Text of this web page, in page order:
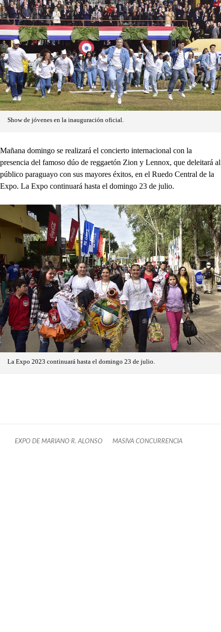
Show de jóvenes en la inauguración oficial.
Mañana domingo se realizará el concierto internacional con la
presencia del famoso dúo de reggaetón Zion y Lennox, que deleitará al
público paraguayo con sus mayores éxitos, en el Ruedo Central de la
Expo. La Expo continuará hasta el domingo 23 de julio.
La Expo 2023 continuará hasta el domingo 23 de julio.
EXPO DE MARIANO R. ALONSO MASIVA CONCURRENCIA